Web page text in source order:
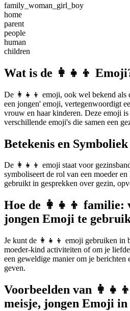
family_woman_girl_boy
home
parent
people
human
children
Wat is de 👩‍👧‍👦
De 👩‍👧‍👦 emoji, ook wel bekend als
een jongen' emoji, vertegenwoordigt
vrouw en haar kinderen. Deze emoji
verschillende emoji's die samen een
Betekenis en Symboliek
De 👩‍👧‍👦 emoji staat voor
symboliseert de rol van een moeder
gebruikt in gesprekken over gezin,
Hoe de 👩‍👧‍👦 familie:
jongen Emoji te
Je kunt de 👩‍👧‍👦 emoji gebruiken in
moeder-kind activiteiten of om je
een geweldige manier om je berichten
geven.
Voorbeelden van
meisje, jongen Emoji in